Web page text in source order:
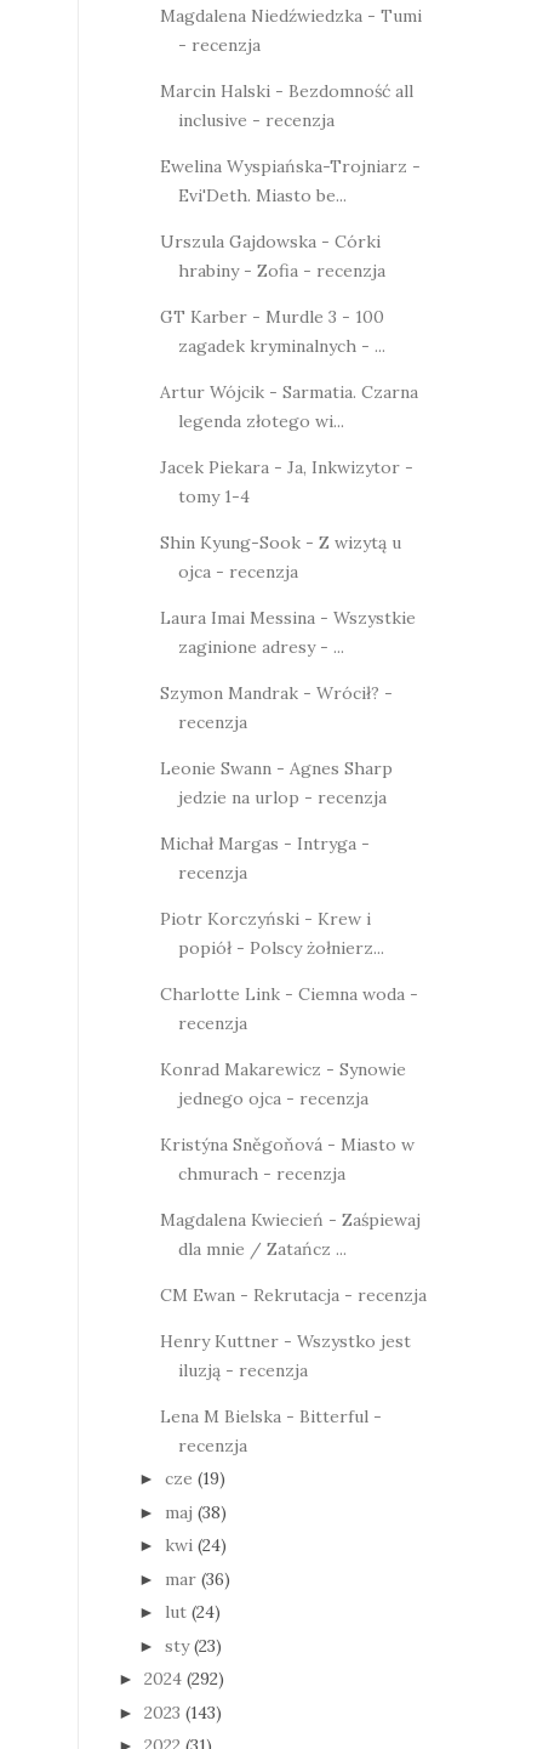
Magdalena Niedźwiedzka - Tumi
- recenzja
Marcin Halski - Bezdomność all
inclusive - recenzja
Ewelina Wyspiańska-Trojniarz -
Evi'Deth. Miasto be...
Urszula Gajdowska - Córki
hrabiny - Zofia - recenzja
GT Karber - Murdle 3 - 100
zagadek kryminalnych - ...
Artur Wójcik - Sarmatia. Czarna
legenda złotego wi...
Jacek Piekara - Ja, Inkwizytor -
tomy 1-4
Shin Kyung-Sook - Z wizytą u
ojca - recenzja
Laura Imai Messina - Wszystkie
zaginione adresy - ...
Szymon Mandrak - Wrócił? -
recenzja
Leonie Swann - Agnes Sharp
jedzie na urlop - recenzja
Michał Margas - Intryga -
recenzja
Piotr Korczyński - Krew i
popiół - Polscy żołnierz...
Charlotte Link - Ciemna woda -
recenzja
Konrad Makarewicz - Synowie
jednego ojca - recenzja
Kristýna Sněgoňová - Miasto w
chmurach - recenzja
Magdalena Kwiecień - Zaśpiewaj
dla mnie / Zatańcz ...
CM Ewan - Rekrutacja - recenzja
Henry Kuttner - Wszystko jest
iluzją - recenzja
Lena M Bielska - Bitterful -
recenzja
► cze (19)
► maj (38)
► kwi (24)
► mar (36)
► lut (24)
► sty (23)
► 2024 (292)
► 2023 (143)